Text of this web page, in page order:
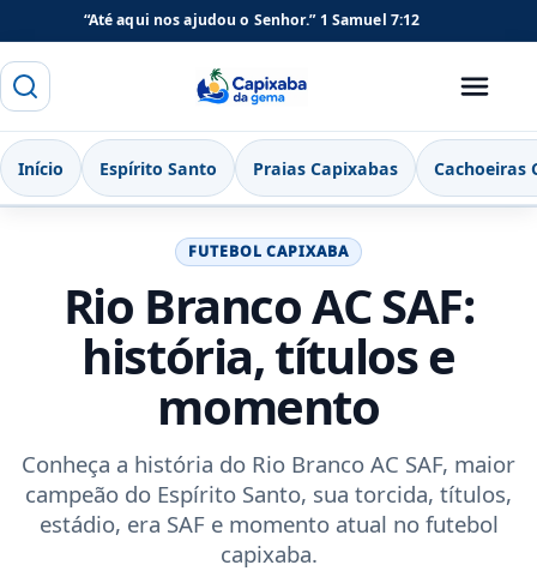
“Até aqui nos ajudou o Senhor.” 1 Samuel 7:12
Buscar Capixaba da Gema
Menu
Início Espírito Santo Praias Capixabas Cachoeiras
FUTEBOL CAPIXABA
Rio Branco AC SAF:
história, títulos e
momento
Conheça a história do Rio Branco AC SAF, maior
campeão do Espírito Santo, sua torcida, títulos,
estádio, era SAF e momento atual no futebol
capixaba.